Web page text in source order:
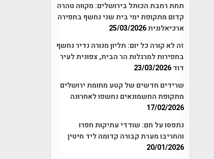
תחת רחבת הכותל בירושלים: מקווה טהרה
קדום מתקופת ימי בית שני נחשף בחפירה
ארכיאלוגית25/03/2026
זה לא קורה כל יום: תליון מנורה נדיר נחשף
בחפירות למרגלות הר הבית, צפונית לעיר
דוד23/03/2026
שרידים חדשים של קטע מחומת ירושלים
מתקופת החשמונאים נחשפו לאחרונה
17/02/2026
נתפסו על חם: שודדי עתיקות חפרו
והחריבו מערת קבורה קדומה ליד חיטין
20/01/2026